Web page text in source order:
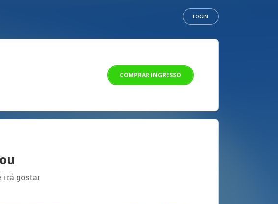
LOGIN
COMPRAR INGRESSO
irá gostar